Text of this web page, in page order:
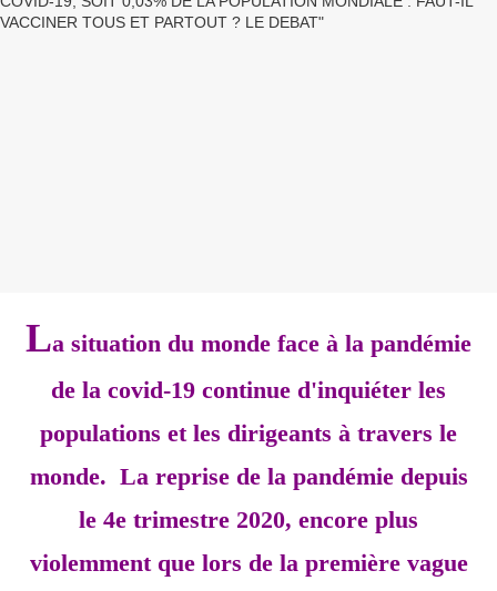
La situation du monde face à la pandémie
de la covid-19 continue d'inquiéter les
populations et les dirigeants à travers le
monde. La reprise de la pandémie depuis
le 4e trimestre 2020, encore plus
violemment que lors de la première vague